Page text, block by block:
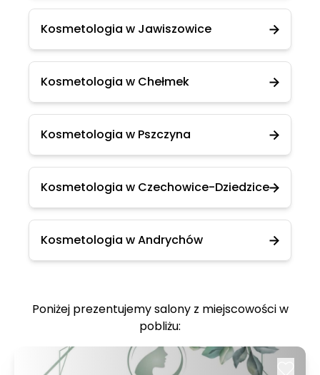
Kosmetologia w Jawiszowice
Kosmetologia w Chełmek
Kosmetologia w Pszczyna
Kosmetologia w Czechowice-Dziedzice
Kosmetologia w Andrychów
Poniżej prezentujemy salony z miejscowości w
pobliżu: